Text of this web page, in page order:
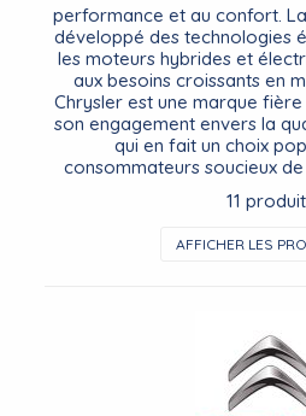
performance et au confort.
développé des technologies
les moteurs hybrides et
aux besoins croissants en
Chrysler est une marque
son engagement envers la
qui en fait un choix
consommateurs soucieux
11
AFFICHER LES